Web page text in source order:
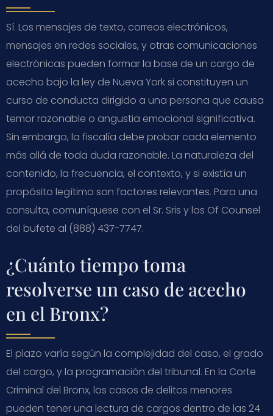
Sí. Los mensajes de texto, correos electrónicos,
mensajes en redes sociales, y otras comunicaciones
electrónicas pueden formar la base de un cargo de
acecho bajo la ley de Nueva York si constituyen un
curso de conducta dirigido a una persona que causa
temor razonable o angustia emocional significativa.
Sin embargo, la fiscalía debe probar cada elemento
más allá de toda duda razonable. La naturaleza del
contenido, la frecuencia, el contexto, y si existía un
propósito legítimo son factores relevantes. Para una
consulta, comuníquese con el Sr. Sris y los Of Counsel
del bufete al (888) 437-7747.
¿Cuánto tiempo toma
resolverse un caso de acecho
en el Bronx?
El plazo varía según la complejidad del caso, el grado
del cargo, y la programación del tribunal. En la Corte
Criminal del Bronx, los casos de delitos menores
pueden tener una lectura de cargos dentro de las 24